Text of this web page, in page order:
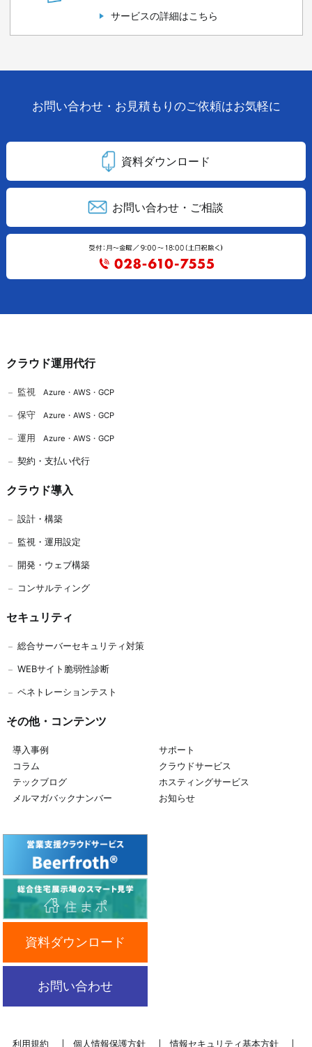
サービスの詳細はこちら
お問い合わせ・お見積もりのご依頼はお気軽に
資料ダウンロード
お問い合わせ・ご相談
クラウド運用代行
監視 Azure ・AWS ・GCP
保守 Azure ・AWS ・GCP
運用 Azure ・AWS ・GCP
契約・支払い代行
クラウド導入
設計・構築
監視・運用設定
開発 ・ ウェブ構築
コンサルティング
セキュリティ
総合サーバーセキュリティ対策
WEBサイト脆弱性診断
ペネトレーションテスト
その他・コンテンツ
導入事例
コラム
テックブログ
メルマガバックナンバー
サポート
クラウドサービス
ホスティングサービス
お知らせ
資料ダウンロード
お問い合わせ
利用規約 個人情報保護方針 情報セキュリティ基本方針